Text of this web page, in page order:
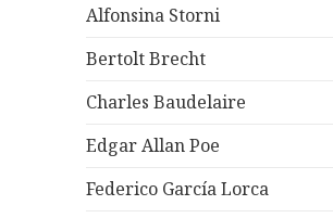
Alfonsina Storni
Bertolt Brecht
Charles Baudelaire
Edgar Allan Poe
Federico García Lorca